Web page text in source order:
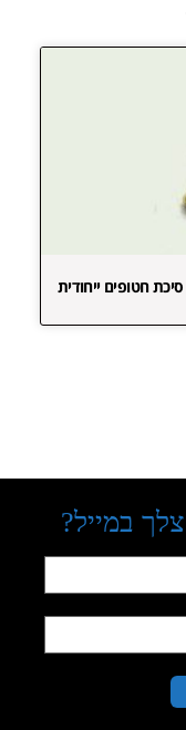
חטופים ייחודית